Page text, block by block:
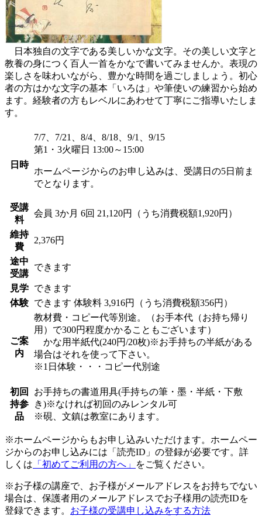
日本独自の文字である美しいかな文字。その美しい文字と
教養の身につく百人一首をかなで書いてみませんか。表現の
楽しさを味わいながら、豊かな時間を過ごしましょう。初心
者の方はかな文字の基本「いろは」や筆使いの練習から始め
ます。経験者の方もレベルにあわせて丁寧にご指導いたしま
す。
日時
7/7、7/21、8/4、8/18、9/1、9/15
第1・3火曜日 13:00～15:00
ホームページからのお申し込みは、受講日の5日前ま
でとなります。
受講
料
会員 3か月 6回 21,120円（うち消費税額1,920円）
維持
費
2,376円
途中
受講
できます
見学
できます
体験
できます 体験料 3,916円（うち消費税額356円）
ご案
内
教材費・コピー代等別途。（お手本代（お持ち帰り
用）で300円程度かかることもございます）
かな用半紙代(240円/20枚)※お手持ちの半紙がある
場合はそれを使って下さい。
※1日体験・・・コピー代別途
初回
持参
品
お手持ちの書道用具(手持ちの筆・墨・半紙・下敷
き)※なければ初回のみレンタル可
※硯、文鎮は教室にあります。
※ホームページからもお申し込みいただけます。ホームペー
ジからのお申し込みには「読売ID」の登録が必要です。詳
しくは 「初めてご利用の方へ」 をご覧ください。
※お子様の講座で、お子様がメールアドレスをお持ちでない
場合は、保護者用のメールアドレスでお子様用の読売IDを
登録できます。 お子様の受講申し込みをする方法